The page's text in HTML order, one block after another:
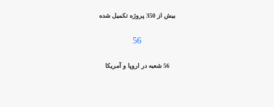
بیش از 350 پروژه تکمیل شده